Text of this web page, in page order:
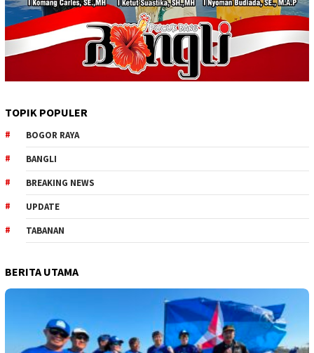
TOPIK POPULER
BOGOR RAYA
BANGLI
BREAKING NEWS
UPDATE
TABANAN
BERITA UTAMA